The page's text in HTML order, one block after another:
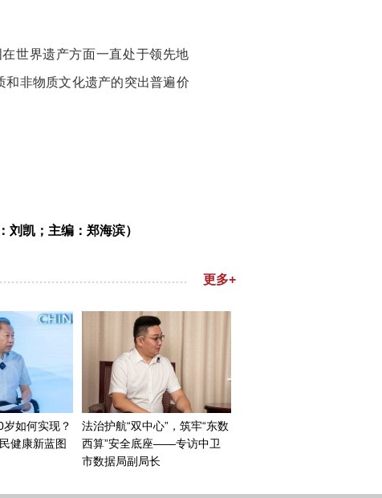
世界遗产方面一直处于领先地
非物质文化遗产的突出普遍价
方式紧密联系了起来。并且与
产的绝佳范例，具有令人赞叹
全球领军者，在这方面做得非
的可持续发展目标11，即可持
会变得可持续，人们也会开始
凯；主编：郑海滨）